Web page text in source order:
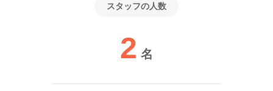
スタッフの人数
2 名